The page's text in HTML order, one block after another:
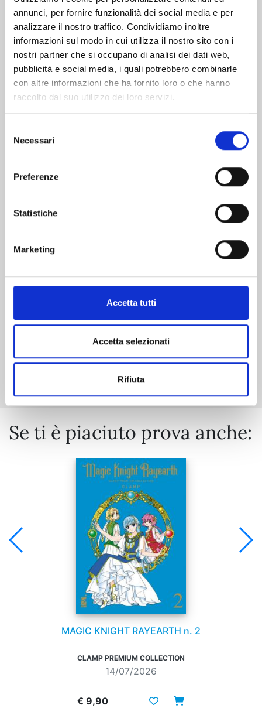
annunci, per fornire funzionalità dei social media e per
analizzare il nostro traffico. Condividiamo inoltre
informazioni sul modo in cui utilizza il nostro sito con i
nostri partner che si occupano di analisi dei dati web,
pubblicità e social media, i quali potrebbero combinarle
con altre informazioni che ha fornito loro o che hanno
raccolto dal suo utilizzo dei loro servizi.
delNecessari
Preferenze
Statistiche
Marketing
Accetta tutti
Accetta selezionati
Rifiuta
Altri volumi della serie
€ 6,50
Mostra tutto
Se ti è piaciuto prova anche:
MAGIC KNIGHT RAYEARTH n. 2
CLAMP PREMIUM COLLECTION
14/07/2026
€ 9,90